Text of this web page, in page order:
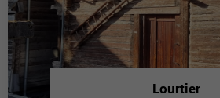
Lourtier